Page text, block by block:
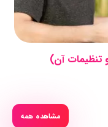
تنظیمات آن)
مشاهده همه